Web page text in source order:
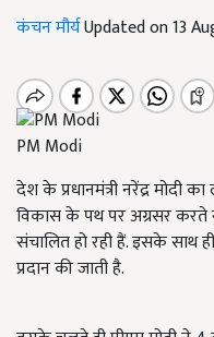
कंचन मौर्यUpdated on 13
PM Modi
देश के प्रधानमंत्री नरेंद्र मोदी
विकास के पथ पर अग्रसर करते
संचालित हो रही हैं. इसके साथ
प्रदान की जाती है.